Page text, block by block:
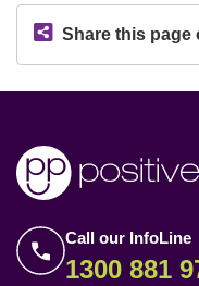
Share this page
Call our InfoLine
1300 881